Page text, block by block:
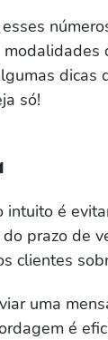
dicas
só!
é
prazo de
clientes
uma
é